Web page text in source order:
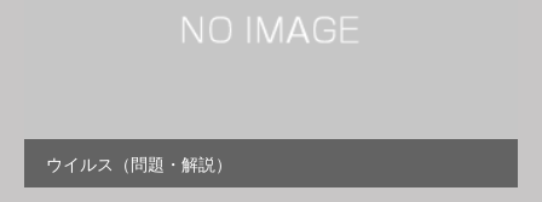
ウイルス（問題・解説）